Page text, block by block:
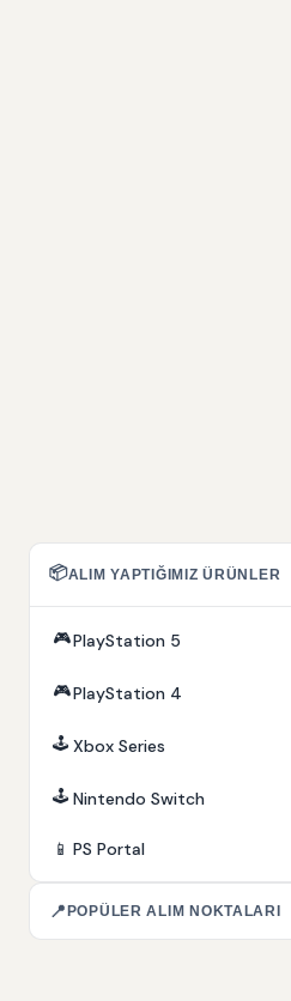
📦ALIM YAPTIĞIMIZ ÜRÜNLER
🎮PlayStation 5
🎮PlayStation 4
🕹️ Xbox Series
🕹️ Nintendo Switch
📱 PS Portal
📍 POPÜLER ALIM NOKTALARI